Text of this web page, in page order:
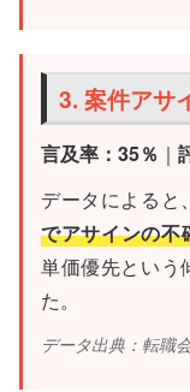
3. 案件アサ
言及率：35％ ｜
データによると
でアサインの不
単価優先という
た。
データ出典：転職